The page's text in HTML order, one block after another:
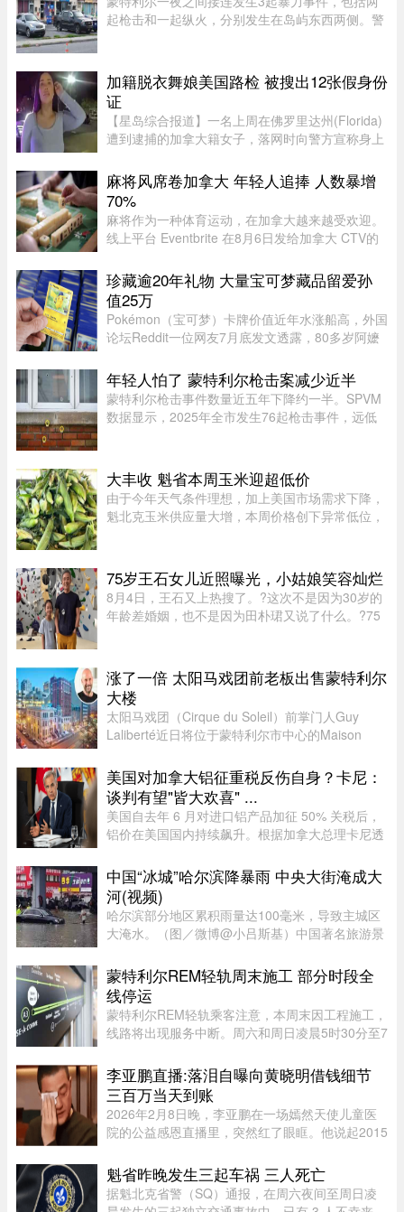
起枪击和一起纵火，分别发生在岛屿东西两侧。警
大道发生枪击。一名嫌疑人 ...
加籍脱衣舞娘美国路检 被搜出12张假身份
证
【星岛综合报道】一名上周在佛罗里达州(Florida)
遭到逮捕的加拿大籍女子，落网时向警方宣称身上
了更惊人的内幕，据称警方其后在她后车箱里发现
的12张假身份证。据《国 ...
麻将风席卷加拿大 年轻人追捧 人数暴增
70%
麻将作为一种体育运动，在加拿大越来越受欢迎。
线上平台 Eventbrite 在8月6日发给加拿大 CTV的
的数量同比增长了 5%，而参与人数增长了 70% 以
上。 ... ...
珍藏逾20年礼物 大量宝可梦藏品留爱孙
值25万
Pokémon（宝可梦）卡牌价值近年水涨船高，外国
论坛Reddit一位网友7月底发文透露，80多岁阿嬷
意，至去年底才去查看，结果发现是“宝藏”，外媒
估计价值达25万美元。该网 ...
年轻人怕了 蒙特利尔枪击案减少近半
蒙特利尔枪击事件数量近五年下降约一半。SPVM
数据显示，2025年全市发生76起枪击事件，远低
到持枪犯罪可能面临严厉刑罚， ...
大丰收 魁省本周玉米迎超低价
由于今年天气条件理想，加上美国市场需求下降，
魁北克玉米供应量大增，本周价格创下异常低位，
人David Côté表示， ...
75岁王石女儿近照曝光，小姑娘笑容灿烂
8月4日，王石又上热搜了。?这次不是因为30岁的
年龄差婚姻，也不是因为田朴珺又说了什么。?75
都穿着攀岩装备，在岩壁上 ...
涨了一倍 太阳马戏团前老板出售蒙特利尔
大楼
太阳马戏团（Cirque du Soleil）前掌门人Guy
Laliberté近日将位于蒙特利尔市中心的Maison
Mach，成交价达9300万元。Groupe Mach董事长
兼首席执行官Vincent Chiara昨天周四向 ...
美国对加拿大铝征重税反伤自身？卡尼：
谈判有望"皆大欢喜" ...
美国自去年 6 月对进口铝产品加征 50% 关税后，
铝价在美国国内持续飙升。根据加拿大总理卡尼透
物价指数上涨了 52%。卡尼在魁省一处 Rio Tinto
铝厂外对媒体表示："虽 ...
中国“冰城”哈尔滨降暴雨 中央大街淹成大
河(视频)
哈尔滨部分地区累积雨量达100毫米，导致主城区
大淹水。（图／微博@小吕斯基）中国著名旅游景
雨量达100毫米，导致主城区大淹水。游客最爱逛
的中央大街，也积水严重。民众 ...
蒙特利尔REM轻轨周末施工 部分时段全
线停运
蒙特利尔REM轻轨乘客注意，本周末因工程施工，
线路将出现服务中断。周六和周日凌晨5时30分至7
至Bois-Franc路段停运时间将持续至上午10时。
REM将安排接驳巴士连接受影响 ...
李亚鹏直播:落泪自曝向黄晓明借钱细节
三百万当天到账
2026年2月8日晚，李亚鹏在一场嫣然天使儿童医
院的公益感恩直播里，突然红了眼眶。他说起2015
助短信，不到一分钟收到四个字——"发个账户"。
当天300万到账，没借条、没 ...
魁省昨晚发生三起车祸 三人死亡
据魁北克省警（SQ）通报，在周六夜间至周日凌